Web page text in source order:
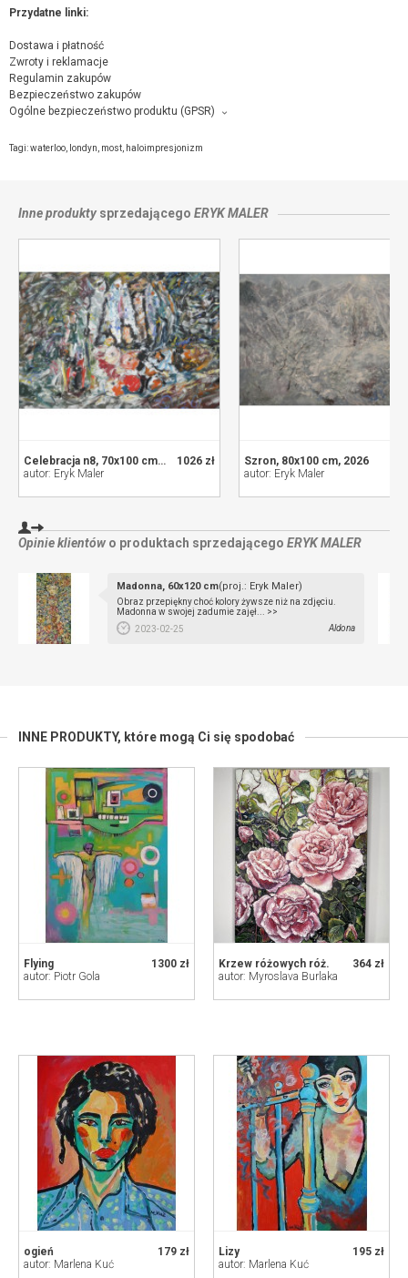
Przydatne linki:
Dostawa i płatność
Zwroty i reklamacje
Regulamin zakupów
Bezpieczeństwo zakupów
Ogólne bezpieczeństwo produktu (GPSR)
Eryk Maler, Konopnickiej 4 , 67-100 Nowa Sól,
Tagi:waterloo londyn most haloimpresjonizm
Inne produktysprzedającego ERYK MALER
1026 zł
Celebracja n8, 70x100 cm, 2026
autor: Eryk Maler
Szron, 80x100 cm, 2026
autor: Eryk Maler
Opinie klientów o produktach sprzedającego ERYK MALER
Madonna, 60x120 cm(proj.: Eryk Maler)
Obraz przepiękny choć kolory żywsze niż na zdjęciu.
Madonna w swojej zadumie zajęł... >>
2023-02-25
Aldona
INNE PRODUKTY, które mogą Ci się spodobać
1300 zł
Flying
autor: Piotr Gola
364 zł
Krzew różowych róż.
autor: Myroslava Burlaka
179 zł
ogień
autor: Marlena Kuć
195 zł
Lizy
autor: Marlena Kuć